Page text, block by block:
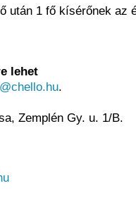
után 1 fő kísérőnek az
lehet
.
Zemplén Gy. u. 1/B.